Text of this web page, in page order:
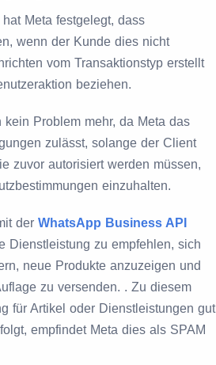
Meta festgelegt, dass
wenn der Kunde dies nicht
vom Transaktionstyp erstellt
beziehen.
kein Problem mehr, da Meta das
zulässt, solange der Client
zuvor autorisiert werden müssen,
einzuhalten.
der WhatsApp Business API
Dienstleistung zu empfehlen, sich
neue Produkte anzuzeigen und
zu versenden. . Zu diesem
für Artikel oder Dienstleistungen gut
empfindet Meta dies als SPAM